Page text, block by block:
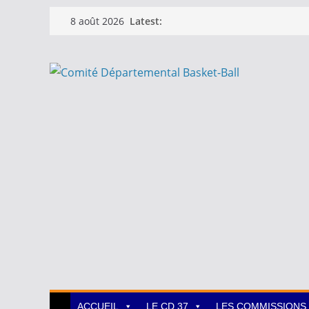
Passer8 août 2026 Latest:
ACCUEIL LE CD 37 LES COMMISSIONS